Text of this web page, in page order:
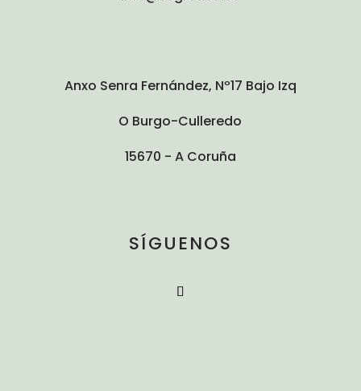
Anxo Senra Fernández, Nº17 Bajo Izq
O Burgo-Culleredo
15670 - A Coruña
SÍGUENOS